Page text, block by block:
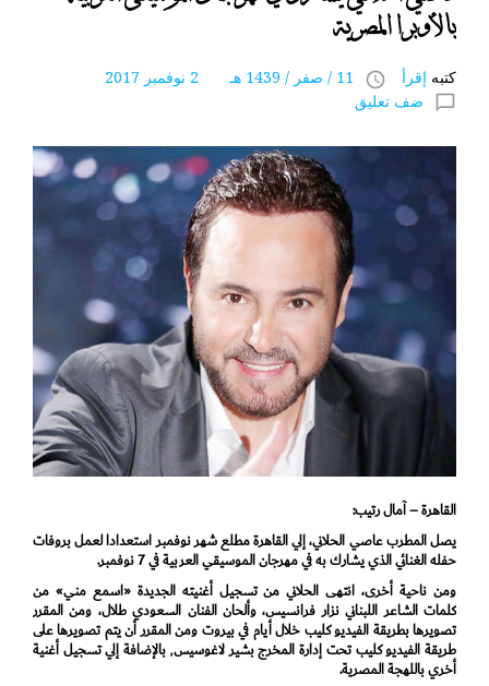
بالأوبرا المصرية
كتبه إقرأ access_time 11 / صفر / 1439 هـ 2 نوفمبر 2017
chat_bubble_outline ضف تعليق
القاهرة – آمال رتيب:
يصل المطرب عاصي الحلاني، إلي القاهرة مطلع شهر نوفمبر استعدادا لعمل بروفات
حفله الغنائي الذي يشارك به في مهرجان الموسيقي العربية في 7 نوفمبر.
ومن ناحية أخرى، انتهى الحلاني من تسجيل أغنيته الجديدة «اسمع مني» من
كلمات الشاعر اللبناني نزار فرانسيس، وألحان الفنان السعودي طلال، ومن المقرر
تصويرها بطريقة الفيديو كليب خلال أيام في بيروت ومن المقرر أن يتم تصويرها على
طريقة الفيديو كليب تحت إدارة المخرج بشير لاغوسيس٬ بالإضافة إلي تسجيل أغنية
أخري باللهجة المصرية.